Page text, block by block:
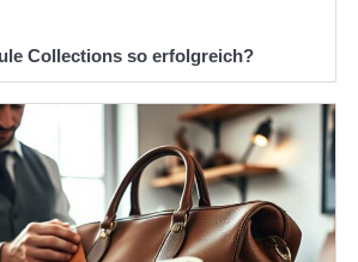
Collections so erfolgreich?